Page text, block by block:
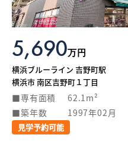
5,690万円
横浜ブルーライン 吉野町駅
横浜市 南区吉野町１丁目
専有面積
62.1m²
築年数
1997年02月
見学予約可能